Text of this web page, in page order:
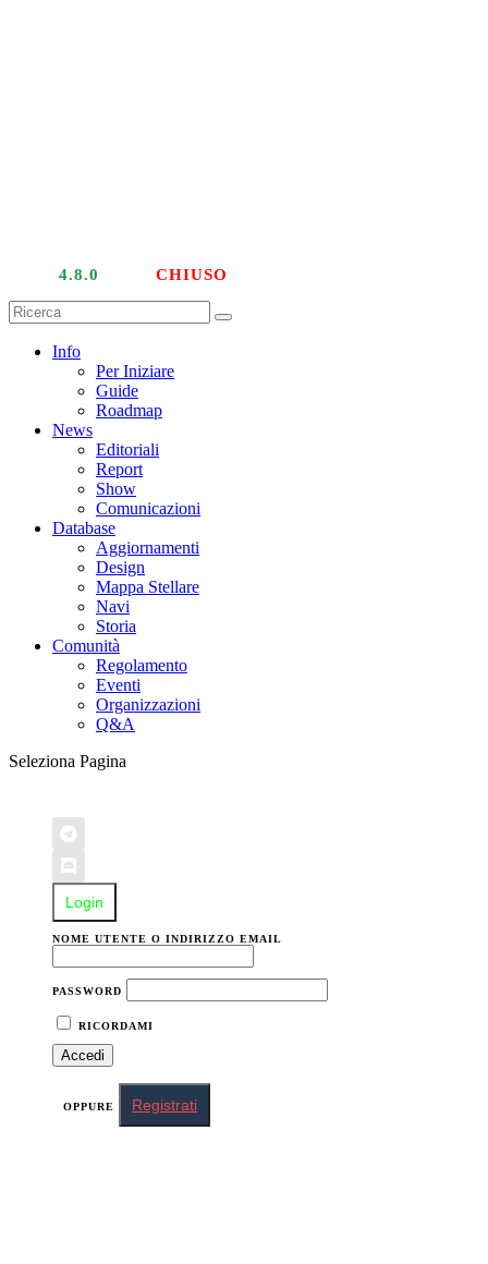
4.8.0 CHIUSO
Info
Per Iniziare
Guide
Roadmap
News
Editoriali
Report
Show
Comunicazioni
Database
Aggiornamenti
Design
Mappa Stellare
Navi
Storia
Comunità
Regolamento
Eventi
Organizzazioni
Q&A
Seleziona Pagina
Login
NOME UTENTE O INDIRIZZO EMAIL
PASSWORD
RICORDAMI
OPPURE Registrati